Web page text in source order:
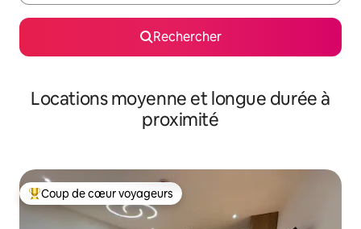
Rechercher
Locations moyenne et longue durée à
proximité
Coups de cœur voyageurs les plus appréciés
Coup de cœur voyageurs